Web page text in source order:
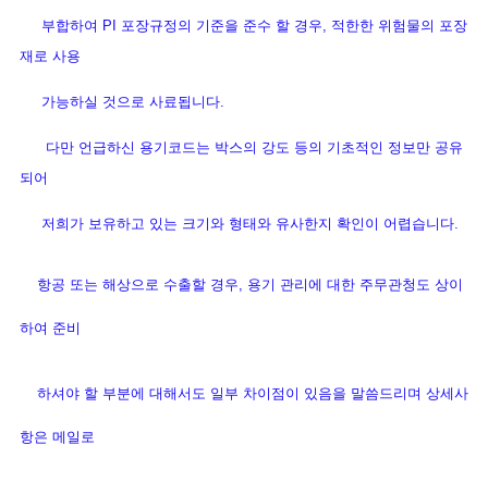
부합하여 PI 포장규정의 기준을 준수 할 경우, 적한한 위험물의 포장
재로 사용
가능하실 것으로 사료됩니다.
다만 언급하신 용기코드는 박스의 강도 등의 기초적인 정보만 공유
되어
저희가 보유하고 있는 크기와 형태와 유사한지 확인이 어렵습니다.
항공 또는 해상으로 수출할 경우, 용기 관리에 대한 주무관청도 상이
하여 준비
하셔야 할 부분에 대해서도 일부 차이점이 있음을 말씀드리며 상세사
항은 메일로